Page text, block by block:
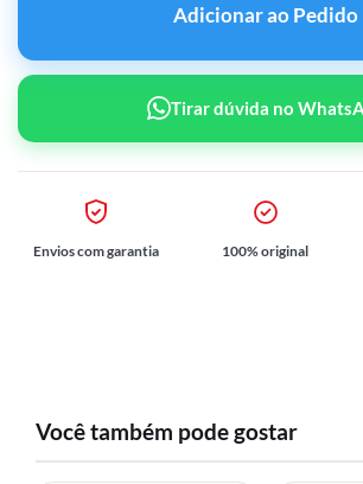
Adicionar ao Pedido
Tirar dúvida no
Envios com garantia 100% original
Você também pode gostar